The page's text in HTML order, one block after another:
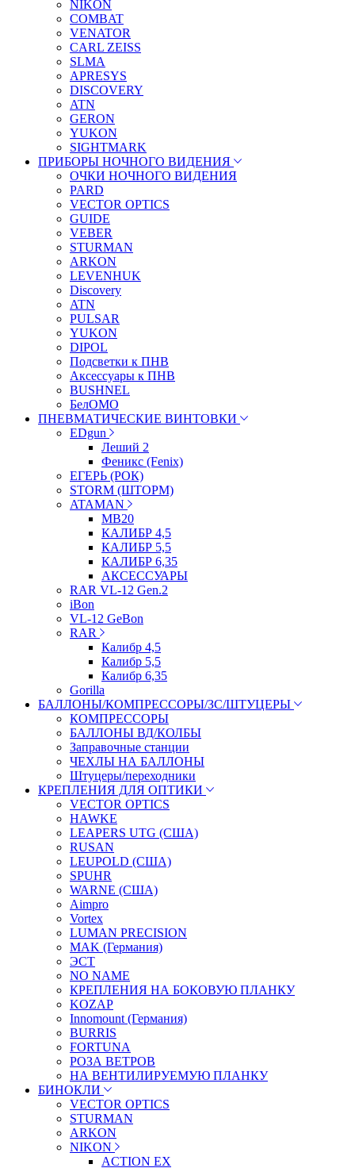
NIKON
COMBAT
VENATOR
CARL ZEISS
SLMA
APRESYS
DISCOVERY
ATN
GERON
YUKON
SIGHTMARK
ПРИБОРЫ НОЧНОГО ВИДЕНИЯ
ОЧКИ НОЧНОГО ВИДЕНИЯ
PARD
VECTOR OPTICS
GUIDE
VEBER
STURMAN
ARKON
LEVENHUK
Discovery
ATN
PULSAR
YUKON
DIPOL
Подсветки к ПНВ
Аксессуары к ПНВ
BUSHNEL
БелОМО
ПНЕВМАТИЧЕСКИЕ ВИНТОВКИ
EDgun
Леший 2
Феникс (Fenix)
ЕГЕРЬ (РОК)
STORM (ШТОРМ)
ATAMAN
МВ20
КАЛИБР 4,5
КАЛИБР 5,5
КАЛИБР 6,35
АКСЕССУАРЫ
RAR VL-12 Gen.2
iBon
VL-12 GeBon
RAR
Калибр 4,5
Калибр 5,5
Калибр 6,35
Gorilla
БАЛЛОНЫ/КОМПРЕССОРЫ/ЗС/ШТУЦЕРЫ
КОМПРЕССОРЫ
БАЛЛОНЫ ВД/КОЛБЫ
Заправочные станции
ЧЕХЛЫ НА БАЛЛОНЫ
Штуцеры/переходники
КРЕПЛЕНИЯ ДЛЯ ОПТИКИ
VECTOR OPTICS
HAWKE
LEAPERS UTG (США)
RUSAN
LEUPOLD (США)
SPUHR
WARNE (США)
Aimpro
Vortex
LUMAN PRECISION
MAK (Германия)
ЭСТ
NO NAME
КРЕПЛЕНИЯ НА БОКОВУЮ ПЛАНКУ
KOZAP
Innomount (Германия)
BURRIS
FORTUNA
РОЗА ВЕТРОВ
НА ВЕНТИЛИРУЕМУЮ ПЛАНКУ
БИНОКЛИ
VECTOR OPTICS
STURMAN
ARKON
NIKON
ACTION EX